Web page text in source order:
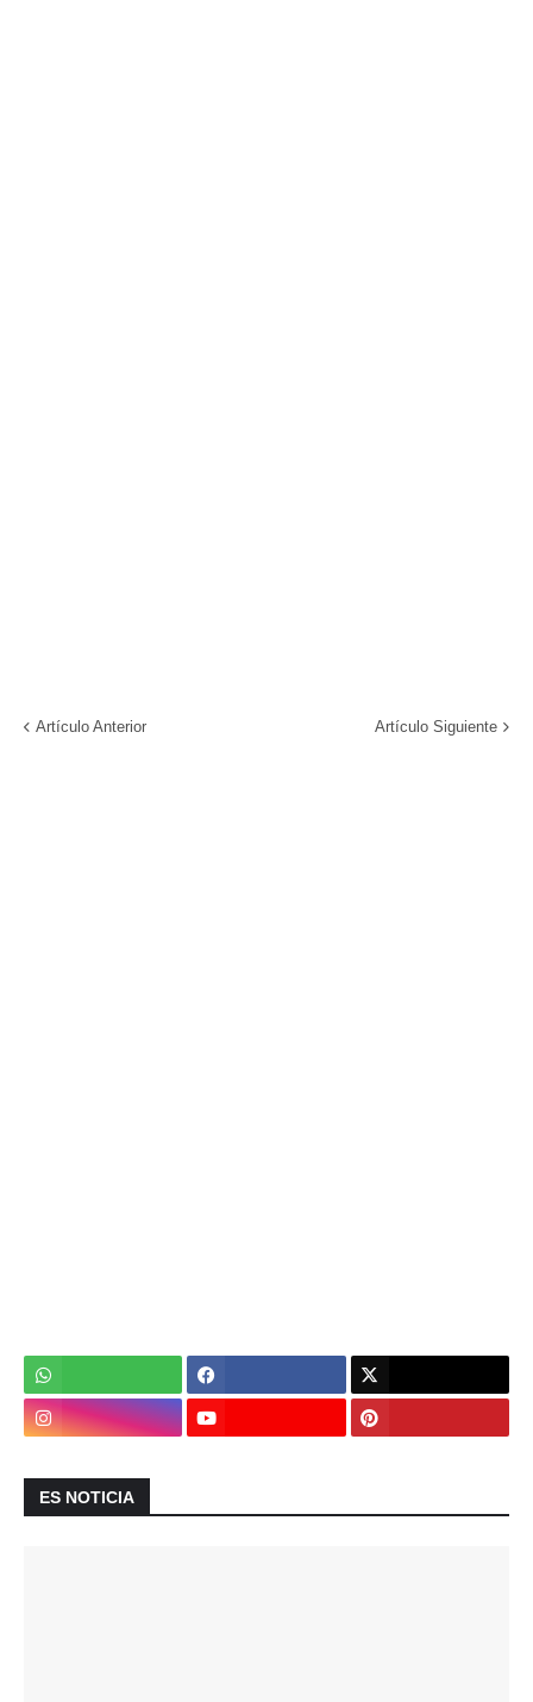
Artículo Anterior Artículo Siguiente
ES NOTICIA